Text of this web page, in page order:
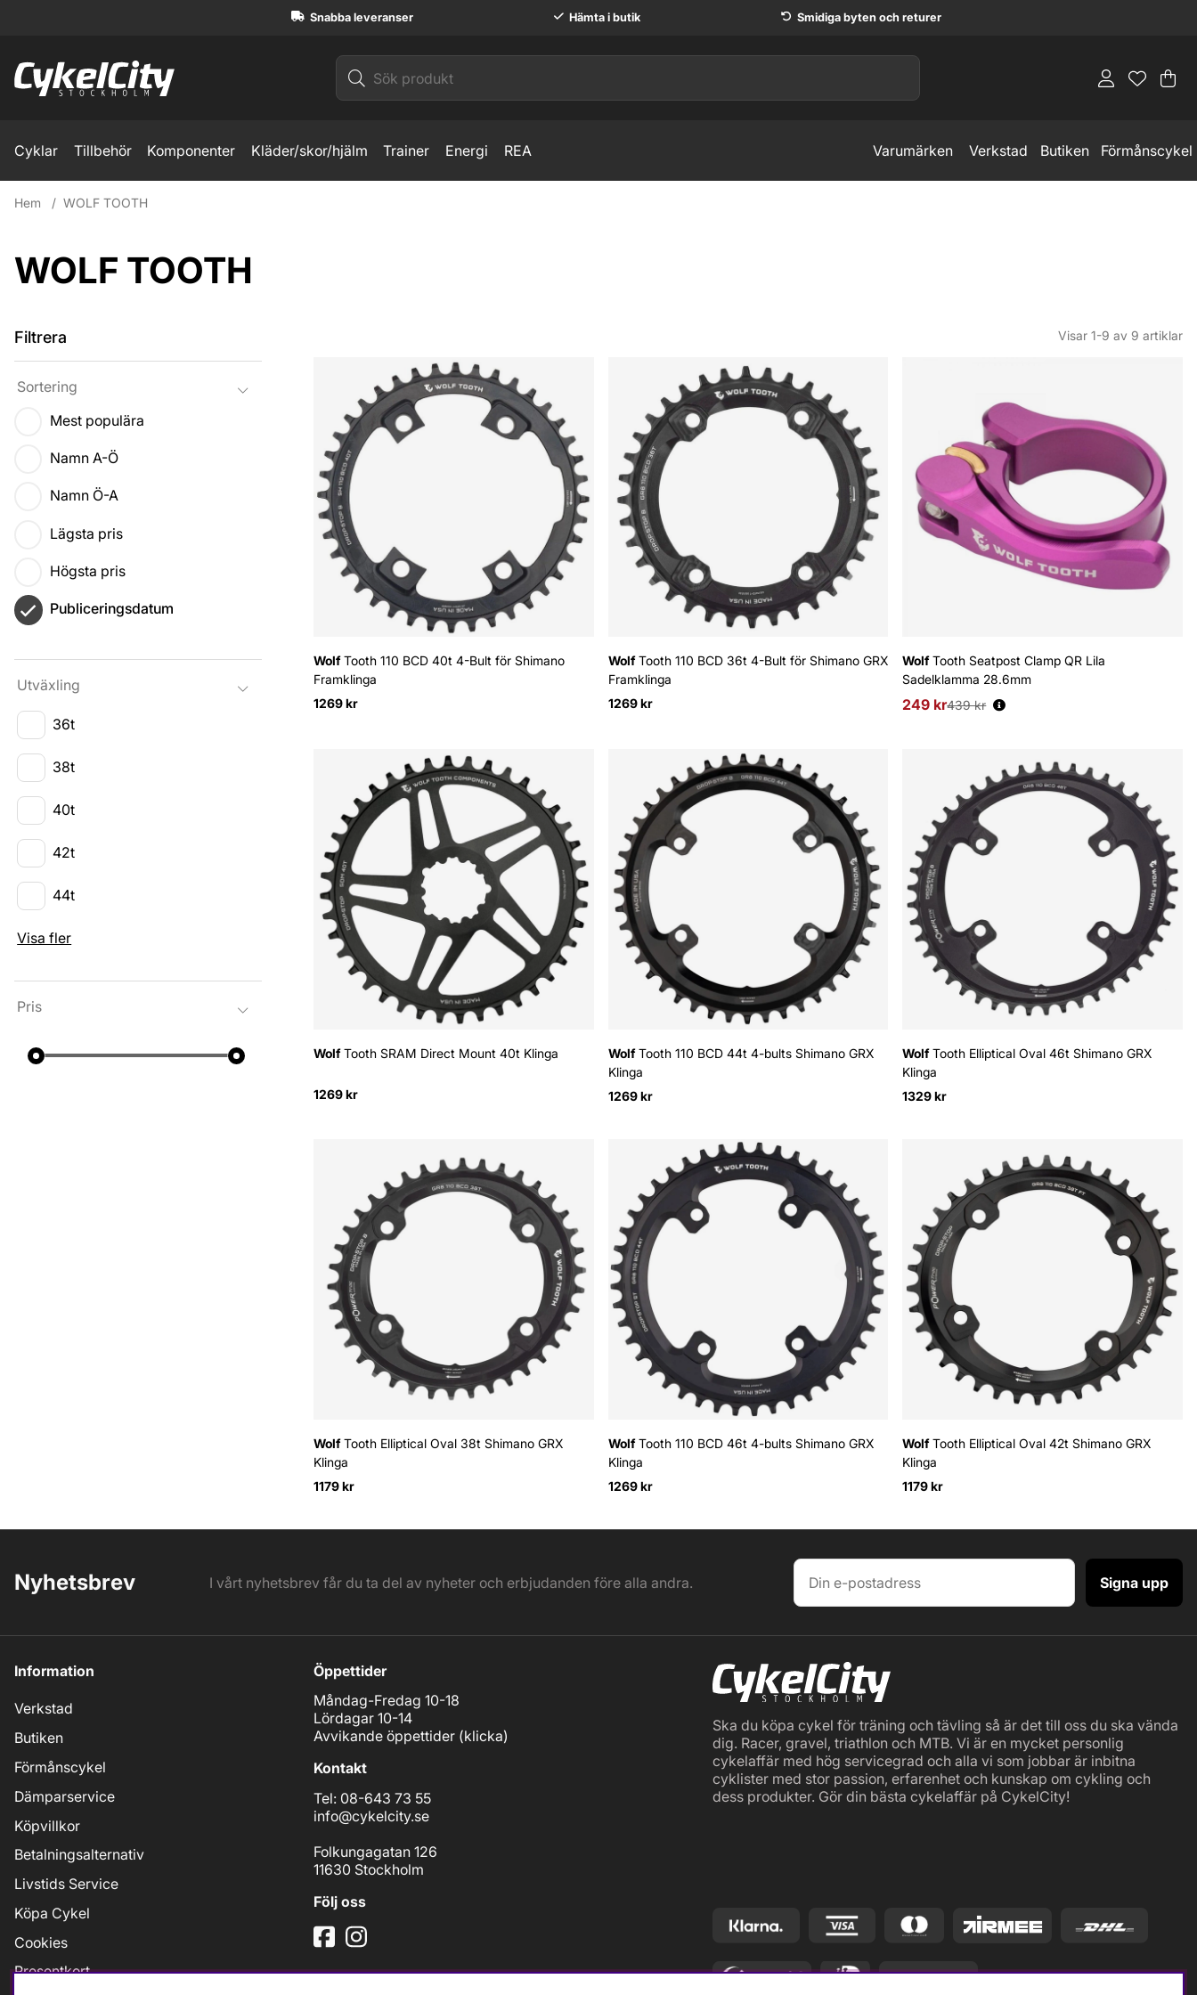
Snabba leveranser Hämta i butik Smidiga byten och returer
.
Cyklar Tillbehör Komponenter Kläder/skor/hjälm Trainer Energi REA Varumärken Verkstad Butiken Förmånscykel
Hem WOLF TOOTH
WOLF TOOTH
Filtrera
Sortering
Mest populära
Namn A-Ö
Namn Ö-A
Lägsta pris
Högsta pris
Publiceringsdatum
Utväxling
36t
38t
40t
42t
44t
Visa fler
Pris
Visar 1-9 av 9 artiklar
WolfTooth 110 BCD 40t 4-Bult för Shimano
Framklinga
1269 kr
WolfTooth 110 BCD 36t 4-Bult för Shimano GRX
Framklinga
1269 kr
WolfTooth Seatpost Clamp QR Lila
Sadelklamma 28.6mm
249 kr
Ordinarie pris:
439 kr
WolfTooth SRAM Direct Mount 40t Klinga
1269 kr
WolfTooth 110 BCD 44t 4-bults Shimano GRX
Klinga
1269 kr
WolfTooth Elliptical Oval 46t Shimano GRX
Klinga
1329 kr
WolfTooth Elliptical Oval 38t Shimano GRX
Klinga
1179 kr
WolfTooth 110 BCD 46t 4-bults Shimano GRX
Klinga
1269 kr
WolfTooth Elliptical Oval 42t Shimano GRX
Klinga
1179 kr
Nyhetsbrev I vårt nyhetsbrev får du ta del av nyheter och erbjudanden före alla andra. Signa upp
Information
Verkstad
Butiken
Förmånscykel
Dämparservice
Köpvillkor
Betalningsalternativ
Livstids Service
Köpa Cykel
Cookies
Presentkort
Öppettider
Måndag-Fredag 10-18
Lördagar 10-14
Avvikande öppettider (klicka)
Kontakt
Tel: 08-643 73 55
info@cykelcity.se
Folkungagatan 126
11630 Stockholm
Följ oss
Ska du köpa cykel för träning och tävling så är det till oss du ska vända
dig. Racer, gravel, triathlon och MTB. Vi är en mycket personlig
cykelaffär med hög servicegrad och alla vi som jobbar är inbitna
cyklister med stor passion, erfarenhet och kunskap om cykling och
dess produkter. Gör din bästa cykelaffär på CykelCity!